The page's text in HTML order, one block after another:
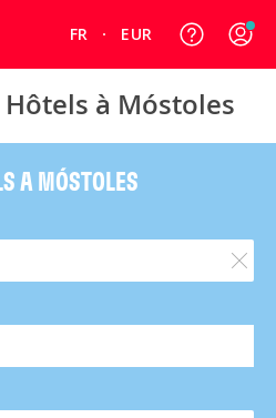
FR EUR
à Móstoles
A MÓSTOLES